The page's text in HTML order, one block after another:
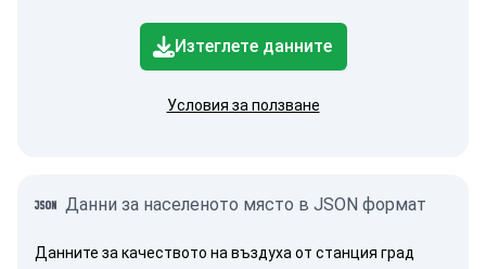
Изтеглете данните
Условия за ползване
Данни за населеното място в JSON формат
Данните за качеството на въздуха от станция град